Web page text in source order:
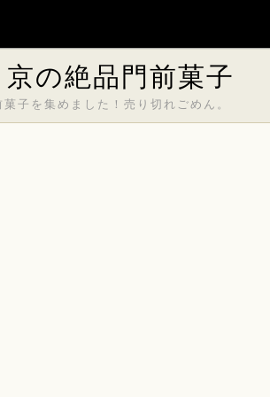
の絶品門前菓子
子を集めました！売り切れごめん。